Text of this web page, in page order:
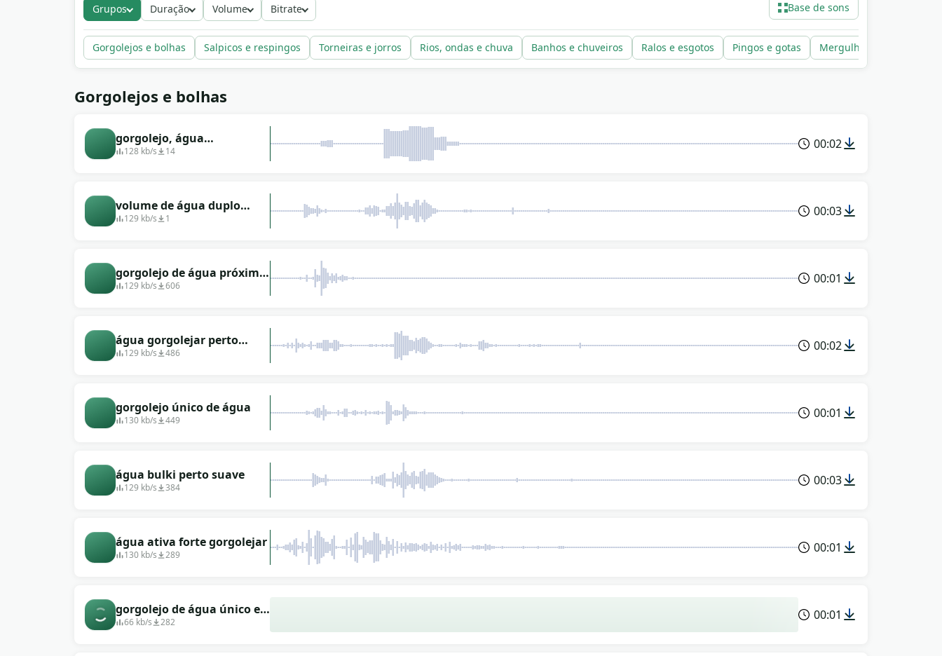
Grupos Duração Volume Bitrate Base de sons
Gorgolejos e bolhas Salpicos e respingos Torneiras e jorros Rios, ondas e chuva Banhos e chuveiros Ralos e esgotos Pingos e gotas Mergulhos e impactos
Gorgolejos e bolhas
gorgolejo, água
gorgolejante
128 kb/s 14 00:02
volume de água duplo
fechamento
129 kb/s 1 00:03
gorgolejo de água próximo
e baixo
129 kb/s 606 00:01
água gorgolejar perto
suavemente
129 kb/s 486 00:02
gorgolejo único de água
130 kb/s 449 00:01
água bulki perto suave
129 kb/s 384 00:03
água ativa forte gorgolejar
130 kb/s 289 00:01
gorgolejo de água único e
suave
66 kb/s 282 00:01